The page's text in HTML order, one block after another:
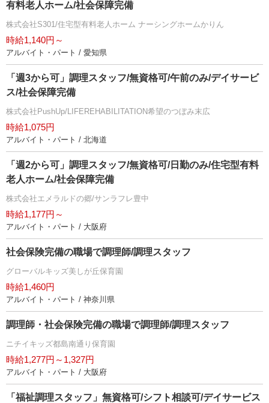
有料老人ホーム/社会保障完備
株式会社S301/住宅型有料老人ホーム ナーシングホームかりん
時給1,140円～
アルバイト・パート / 愛知県
「週3から可」調理スタッフ/無資格可/午前のみ/デイサービ
ス/社会保障完備
株式会社PushUp/LIFEREHABILITATION希望のつぼみ末広
時給1,075円
アルバイト・パート / 北海道
「週2から可」調理スタッフ/無資格可/日勤のみ/住宅型有料
老人ホーム/社会保障完備
株式会社エメラルドの郷/サンラフレ豊中
時給1,177円～
アルバイト・パート / 大阪府
社会保険完備の職場で調理師/調理スタッフ
グローバルキッズ美しが丘保育園
時給1,460円
アルバイト・パート / 神奈川県
調理師・社会保険完備の職場で調理師/調理スタッフ
ニチイキッズ都島南通り保育園
時給1,277円～1,327円
アルバイト・パート / 大阪府
「福祉調理スタッフ」無資格可/シフト相談可/デイサービス